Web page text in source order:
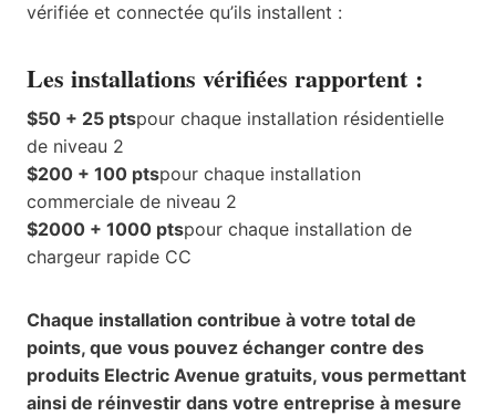
vérifiée et connectée qu’ils installent :
Les installations vérifiées rapportent :
$50 + 25 ptspour chaque installation résidentielle
de niveau 2
$200 + 100 ptspour chaque installation
commerciale de niveau 2
$2000 + 1000 ptspour chaque installation de
chargeur rapide CC
Chaque installation contribue à votre total de
points, que vous pouvez échanger contre des
produits Electric Avenue gratuits, vous permettant
ainsi de réinvestir dans votre entreprise à mesure